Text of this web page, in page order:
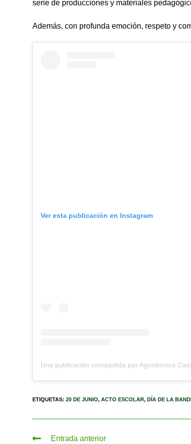
serie de producciones y materiales
Además, con profunda emoción, respeto y
Ver esta publicación en Instagram
ETIQUETAS:20 DE JUNIO, ACTO ESCOLAR, DÍA DE LA
Entrada anterior